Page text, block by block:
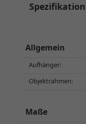
Spezifikation
Allgemein
Aufhänger:
Objektrahmen:
Maße